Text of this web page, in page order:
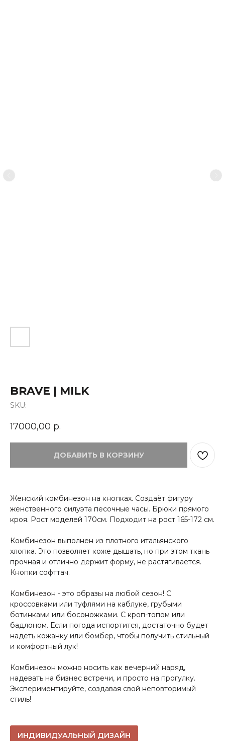
BRAVE | MILK
SKU:
17000,00 р.
ДОБАВИТЬ В КОРЗИНУ
Женский комбинезон на кнопках. Создаёт фигуру
женственного силуэта песочные часы. Брюки прямого
кроя. Рост моделей 170см. Подходит на рост 165-172 см.
Комбинезон выполнен из плотного итальянского
хлопка. Это позволяет коже дышать, но при этом ткань
прочная и отлично держит форму, не растягивается.
Кнопки софттач.
Комбинезон - это образы на любой сезон! С
кроссовками или туфлями на каблуке, грубыми
ботинками или босоножками. С кроп-топом или
бадлоном. Если погода испортится, достаточно будет
надеть кожанку или бомбер, чтобы получить стильный
и комфортный лук!
Комбинезон можно носить как вечерний наряд,
надевать на бизнес встречи, и просто на прогулку.
Экспериментируйте, создавая свой неповторимый
стиль!
ИНДИВИДУАЛЬНЫЙ ДИЗАЙН